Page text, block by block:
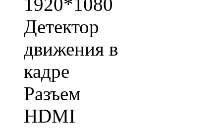
1920*1080
Детектор
движения в
кадре
Разъем
HDMI